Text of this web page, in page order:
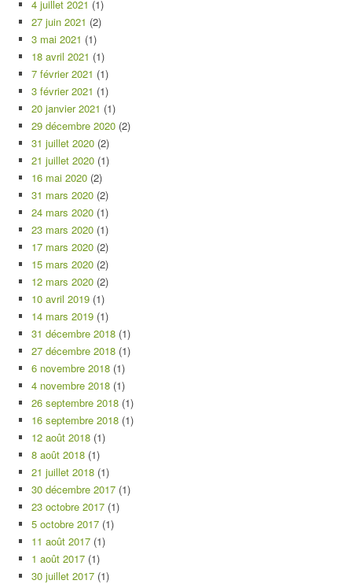
4 juillet 2021 (1)
27 juin 2021 (2)
3 mai 2021 (1)
18 avril 2021 (1)
7 février 2021 (1)
3 février 2021 (1)
20 janvier 2021 (1)
29 décembre 2020 (2)
31 juillet 2020 (2)
21 juillet 2020 (1)
16 mai 2020 (2)
31 mars 2020 (2)
24 mars 2020 (1)
23 mars 2020 (1)
17 mars 2020 (2)
15 mars 2020 (2)
12 mars 2020 (2)
10 avril 2019 (1)
14 mars 2019 (1)
31 décembre 2018 (1)
27 décembre 2018 (1)
6 novembre 2018 (1)
4 novembre 2018 (1)
26 septembre 2018 (1)
16 septembre 2018 (1)
12 août 2018 (1)
8 août 2018 (1)
21 juillet 2018 (1)
30 décembre 2017 (1)
23 octobre 2017 (1)
5 octobre 2017 (1)
11 août 2017 (1)
1 août 2017 (1)
30 juillet 2017 (1)